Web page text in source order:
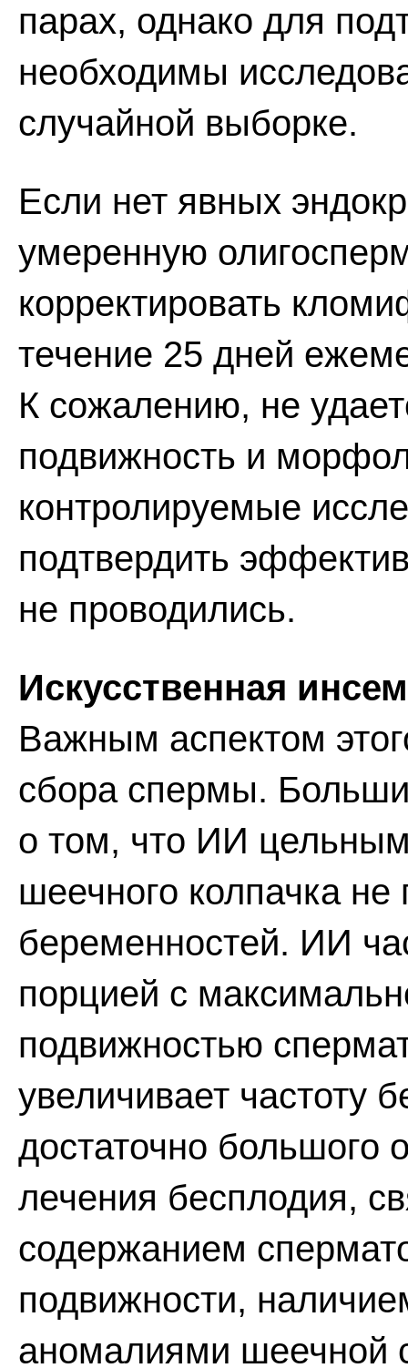
парах, однако для
необходимы
случайной выборке.
Если нет явных
умеренную
корректировать
течение 25 дней
К сожалению, не
подвижность и
контролируемые
подтвердить
не проводились.
Искусственная
Важным аспектом
сбора спермы.
о том, что ИИ
шеечного колпачка
беременностей. ИИ
порцией с
подвижностью
увеличивает частоту
достаточно большого
лечения бесплодия,
содержанием
подвижности,
аномалиями шеечной